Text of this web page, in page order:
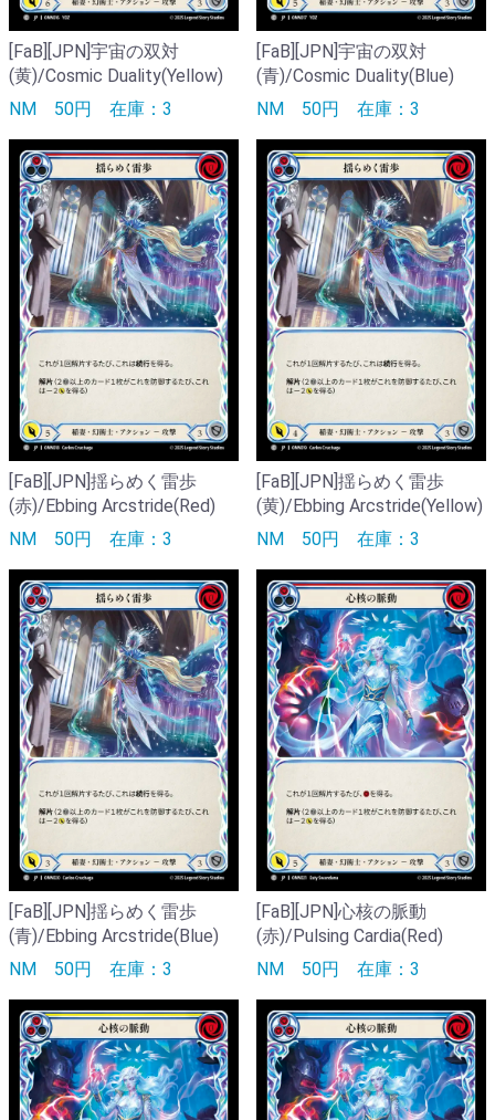
[FaB][JPN]宇宙の双対
(黄)/Cosmic Duality(Yellow)
NM 50円 在庫：3
[FaB][JPN]宇宙の双対
(青)/Cosmic Duality(Blue)
NM 50円 在庫：3
[FaB][JPN]揺らめく雷歩
(赤)/Ebbing Arcstride(Red)
NM 50円 在庫：3
[FaB][JPN]揺らめく雷歩
(黄)/Ebbing Arcstride(Yellow)
NM 50円 在庫：3
[FaB][JPN]揺らめく雷歩
(青)/Ebbing Arcstride(Blue)
NM 50円 在庫：3
[FaB][JPN]心核の脈動
(赤)/Pulsing Cardia(Red)
NM 50円 在庫：3